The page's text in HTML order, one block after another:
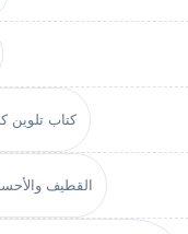
كتاب تلوين
القطيف